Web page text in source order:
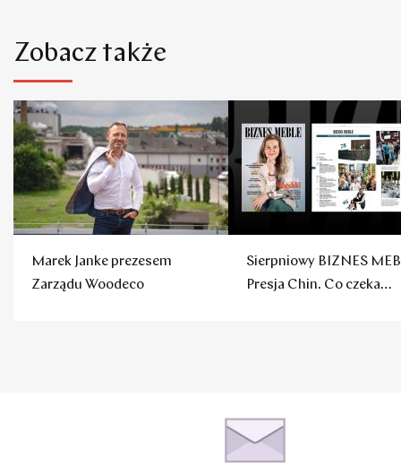
Zobacz także
Marek Janke prezesem
Zarządu Woodeco
Sierpniowy BIZNES
Presja Chin. Co czeka